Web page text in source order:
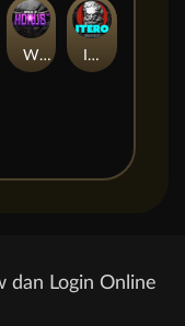
Wings of Horus ITERO
dan Login Online